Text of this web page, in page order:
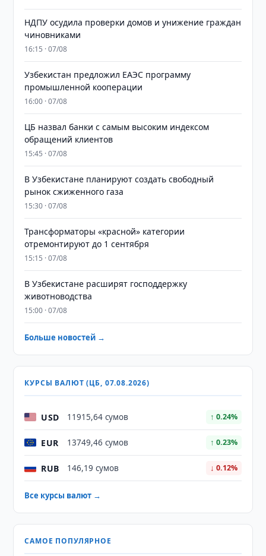
НДПУ осудила проверки домов и унижение граждан
чиновниками
16:15 · 07/08
Узбекистан предложил ЕАЭС программу
промышленной кооперации
16:00 · 07/08
ЦБ назвал банки с самым высоким индексом
обращений клиентов
15:45 · 07/08
В Узбекистане планируют создать свободный
рынок сжиженного газа
15:30 · 07/08
Трансформаторы «красной» категории
отремонтируют до 1 сентября
15:15 · 07/08
В Узбекистане расширят господдержку
животноводства
15:00 · 07/08
Больше новостей →
КУРСЫ ВАЛЮТ (ЦБ, 07.08.2026)
USD 11915,64 сумов ↑ 0.24%
EUR 13749,46 сумов ↑ 0.23%
RUB 146,19 сумов ↓ 0.12%
Все курсы валют →
САМОЕ ПОПУЛЯРНОЕ